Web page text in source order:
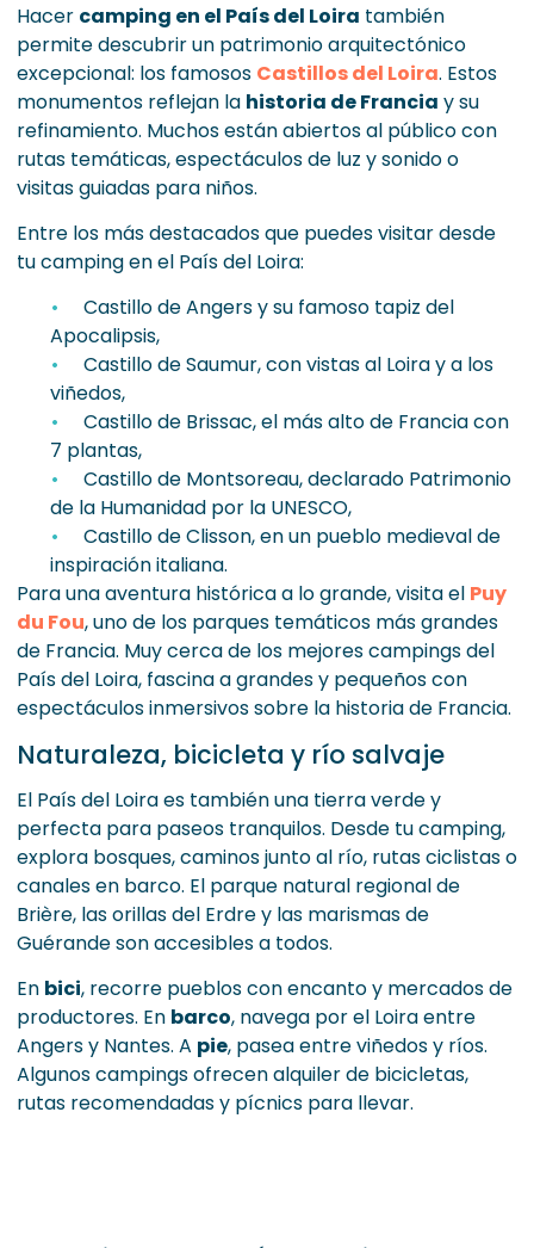
Hacer camping en el País del Loira también
permite descubrir un patrimonio arquitectónico
excepcional: los famosos Castillos del Loira. Estos
monumentos reflejan la historia de Francia y su
refinamiento. Muchos están abiertos al público con
rutas temáticas, espectáculos de luz y sonido o
visitas guiadas para niños.
Entre los más destacados que puedes visitar desde
tu camping en el País del Loira:
Castillo de Angers y su famoso tapiz del
Apocalipsis,
Castillo de Saumur, con vistas al Loira y a los
viñedos,
Castillo de Brissac, el más alto de Francia con
7 plantas,
Castillo de Montsoreau, declarado Patrimonio
de la Humanidad por la UNESCO,
Castillo de Clisson, en un pueblo medieval de
inspiración italiana.
Para una aventura histórica a lo grande, visita el Puy
du Fou, uno de los parques temáticos más grandes
de Francia. Muy cerca de los mejores campings del
País del Loira, fascina a grandes y pequeños con
espectáculos inmersivos sobre la historia de Francia.
Naturaleza, bicicleta y río salvaje
El País del Loira es también una tierra verde y
perfecta para paseos tranquilos. Desde tu camping,
explora bosques, caminos junto al río, rutas ciclistas o
canales en barco. El parque natural regional de
Brière, las orillas del Erdre y las marismas de
Guérande son accesibles a todos.
En bici, recorre pueblos con encanto y mercados de
productores. En barco, navega por el Loira entre
Angers y Nantes. A pie, pasea entre viñedos y ríos.
Algunos campings ofrecen alquiler de bicicletas,
rutas recomendadas y pícnics para llevar.